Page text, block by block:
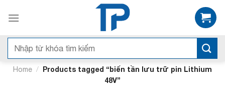
qua
dungSearch
Home / Products tagged “biến tần lưu trữ pin Lithium
48V”